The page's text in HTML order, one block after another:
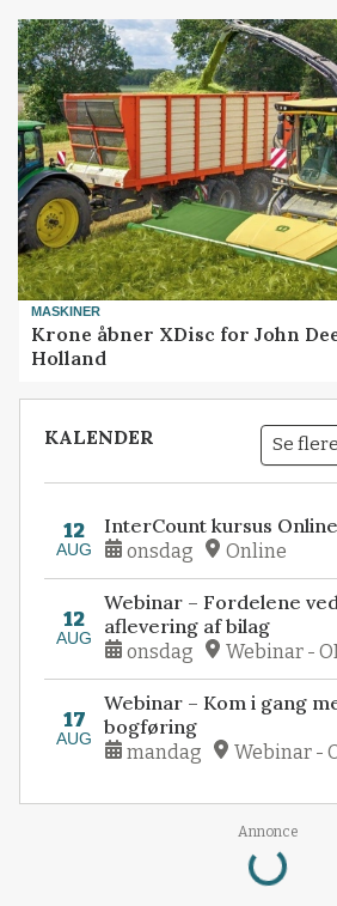
MASKINER
Krone åbner XDisc for John
Holland
KALENDER Se
12
AUG
InterCount kursus Online
onsdag Online
12
AUG
Webinar – Fordelene
aflevering af bilag
onsdag Webinar -
17
AUG
Webinar – Kom i gang
bogføring
mandag Webinar -
Annonce
Loading...